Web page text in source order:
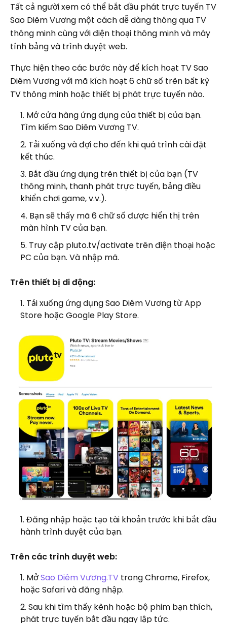
Tất cả người xem có thể bắt đầu phát trực tuyến TV
Sao Diêm Vương một cách dễ dàng thông qua TV
thông minh cùng với điện thoại thông minh và máy
tính bảng và trình duyệt web.
Thực hiện theo các bước này để kích hoạt TV Sao
Diêm Vương với mã kích hoạt 6 chữ số trên bất kỳ
TV thông minh hoặc thiết bị phát trực tuyến nào.
Mở cửa hàng ứng dụng của thiết bị của bạn.
Tìm kiếm Sao Diêm Vương TV.
Tải xuống và đợi cho đến khi quá trình cài đặt
kết thúc.
Bắt đầu ứng dụng trên thiết bị của bạn (TV
thông minh, thanh phát trực tuyến, bảng điều
khiển chơi game, v.v.).
Bạn sẽ thấy mã 6 chữ số được hiển thị trên
màn hình TV của bạn.
Truy cập pluto.tv/activate trên điện thoại hoặc
PC của bạn. Và nhập mã.
Trên thiết bị di động:
Tải xuống ứng dụng Sao Diêm Vương từ App
Store hoặc Google Play Store.
Đăng nhập hoặc tạo tài khoản trước khi bắt đầu
hành trình duyệt của bạn.
Trên các trình duyệt web:
MởSao Diêm Vương.TV trong Chrome, Firefox,
hoặc Safari và đăng nhập.
Sau khi tìm thấy kênh hoặc bộ phim bạn thích,
phát trực tuyến bắt đầu ngay lập tức.